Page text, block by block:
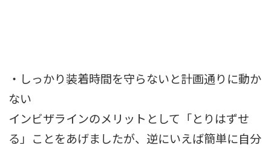
・しっかり装着時間を守らないと計画通りに動か
ない
インビザラインのメリットとして「とりはずせ
る」ことをあげましたが、逆にいえば簡単に自分